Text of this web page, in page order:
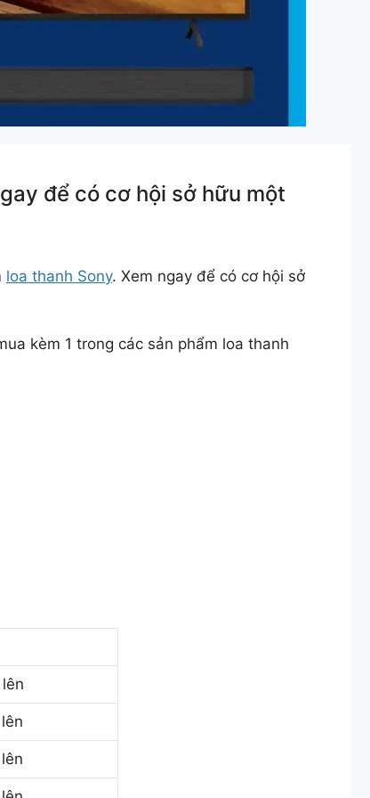
để có cơ hội sở hữu một
loa thanh Sony. Xem ngay để có cơ hội sở
kèm 1 trong các sản phẩm loa thanh